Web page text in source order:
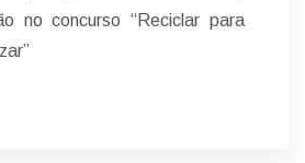
no concurso “Reciclar para